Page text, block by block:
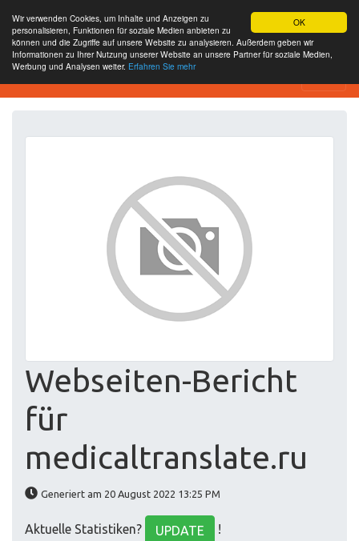
OK
Wir verwenden Cookies, um Inhalte und Anzeigen zu
personalisieren, Funktionen für soziale Medien anbieten zu
können und die Zugriffe auf unsere Website zu analysieren. Außerdem geben wir
Informationen zu Ihrer Nutzung unserer Website an unsere Partner für soziale Medien,
Werbung und Analysen weiter. Erfahren Sie mehr
SEO Analytics
Webseiten-Bericht
für
medicaltranslate.ru
Generiert am 20 August 2022 13:25 PM
Aktuelle Statistiken? UPDATE !